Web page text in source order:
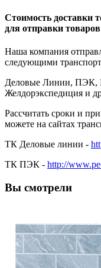
Стоимость доставки
для отправки
Наша компания
следующими
Деловые Линии, ПЭК,
Желдорэкспедиция и
Рассчитать сроки и
можете на сайтах
ТК Деловые линии -
ТК ПЭК - http://
Вы смотрели